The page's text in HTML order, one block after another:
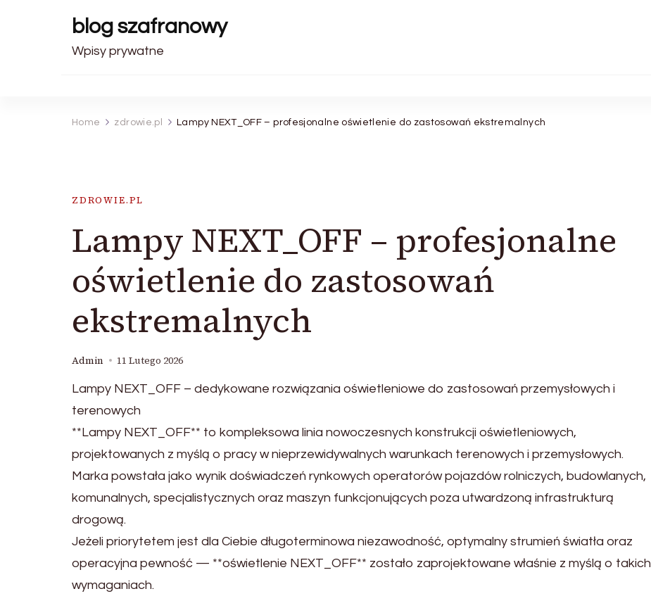
blog szafranowy
Wpisy prywatne
Home zdrowie.pl Lampy NEXT_OFF – profesjonalne oświetlenie do zastosowań ekstremalnych
ZDROWIE.PL
Lampy NEXT_OFF – profesjonalne
oświetlenie do zastosowań
ekstremalnych
Admin 11 Lutego 2026
Lampy NEXT_OFF – dedykowane rozwiązania oświetleniowe do zastosowań przemysłowych i
terenowych
**Lampy NEXT_OFF** to kompleksowa linia nowoczesnych konstrukcji oświetleniowych,
projektowanych z myślą o pracy w nieprzewidywalnych warunkach terenowych i przemysłowych.
Marka powstała jako wynik doświadczeń rynkowych operatorów pojazdów rolniczych, budowlanych,
komunalnych, specjalistycznych oraz maszyn funkcjonujących poza utwardzoną infrastrukturą
drogową.
Jeżeli priorytetem jest dla Ciebie długoterminowa niezawodność, optymalny strumień światła oraz
operacyjna pewność — **oświetlenie NEXT_OFF** zostało zaprojektowane właśnie z myślą o takich
wymaganiach.